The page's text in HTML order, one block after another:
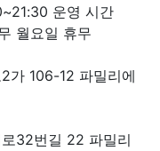
운영 시간
월요일 휴무
가 106-12 파밀리에
32번길 22 파밀리